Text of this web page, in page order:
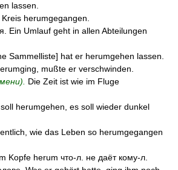
lassen.
herumgegangen.
Ein Umlauf geht in allen Abteilungen
Sammelliste] hat er herumgehen lassen.
mußte er verschwinden.
Die Zeit ist wie im Fluge
soll herumgehen, es soll wieder dunkel
wie das Leben so herumgegangen
Kopfe herum что-л. не даёт кому-л.